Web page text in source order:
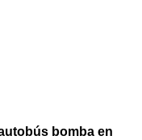
bomba en